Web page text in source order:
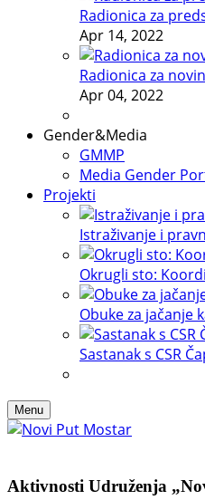
Radionica za
Apr 14, 2022
Radionica za
Apr 04, 2022
Gender&Media
GMMP
Media Gender
Projekti
Istraživanje i
Okrugli sto:
Obuke za jačanje
Sastanak s CSR
Menu
Aktivnosti Udruženja